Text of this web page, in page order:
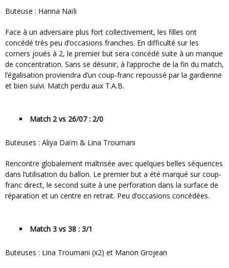
Buteuse : Hanna Naïli
Face à un adversaire plus fort collectivement, les filles ont
concédé très peu d’occasions franches. En difficulté sur les
corners joués à 2, le premier but sera concédé suite à un manque
de concentration. Sans se désunir, à l’approche de la fin du match,
l’égalisation proviendra d’un coup-franc repoussé par la gardienne
et bien suivi. Match perdu aux T.A.B.
Match 2 vs 26/07 : 2/0
Buteuses : Aliya Daïm & Lina Troumani
Rencontre globalement maîtrisée avec quelques belles séquences
dans l’utilisation du ballon. Le premier but a été marqué sur coup-
franc direct, le second suite à une perforation dans la surface de
réparation et un centre en retrait. Peu d’occasions concédées.
Match 3 vs 38 : 3/1
Buteuses : Lina Troumani (x2) et Manon Grojean